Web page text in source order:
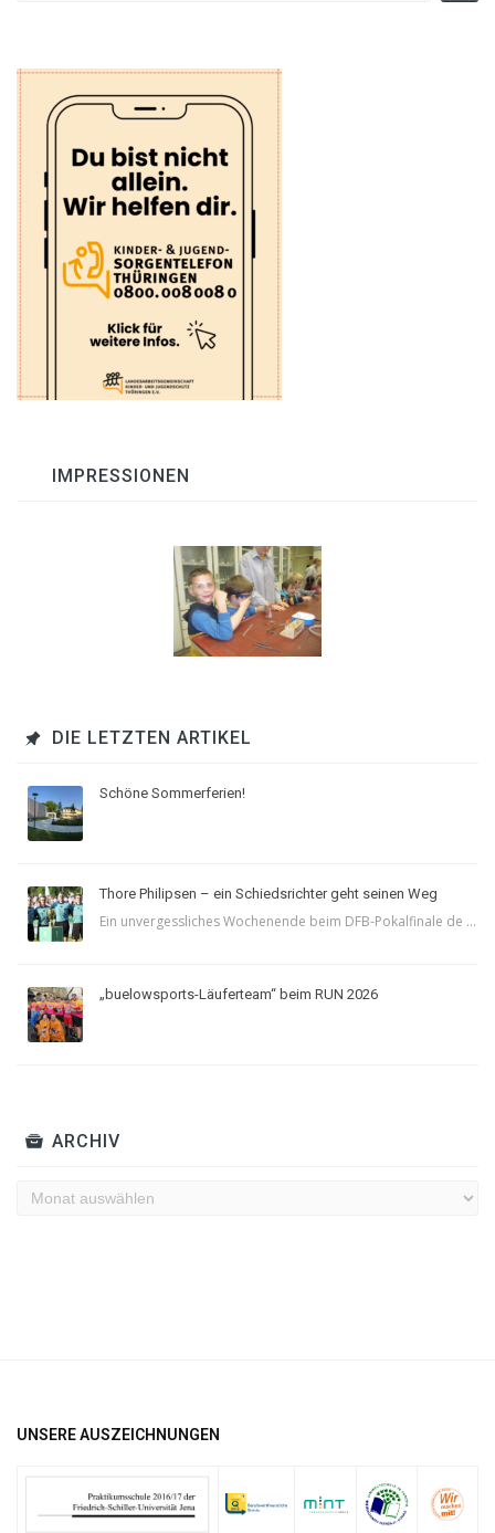
IMPRESSIONEN
DIE LETZTEN ARTIKEL
Schöne Sommerferien!
Thore Philipsen – ein Schiedsrichter geht seinen Weg
Ein unvergessliches Wochenende beim DFB-Pokalfinale de ...
„buelowsports-Läuferteam“ beim RUN 2026
ARCHIV
Archiv
UNSERE AUSZEICHNUNGEN